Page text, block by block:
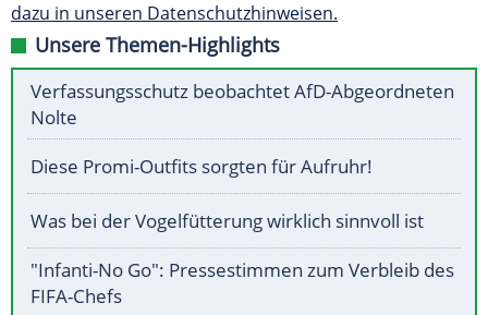
dazu in unseren Datenschutzhinweisen.
Unsere Themen-Highlights
Verfassungsschutz beobachtet AfD-Abgeordneten
Nolte
Diese Promi-Outfits sorgten für Aufruhr!
Was bei der Vogelfütterung wirklich sinnvoll ist
"Infanti-No Go": Pressestimmen zum Verbleib des
FIFA-Chefs